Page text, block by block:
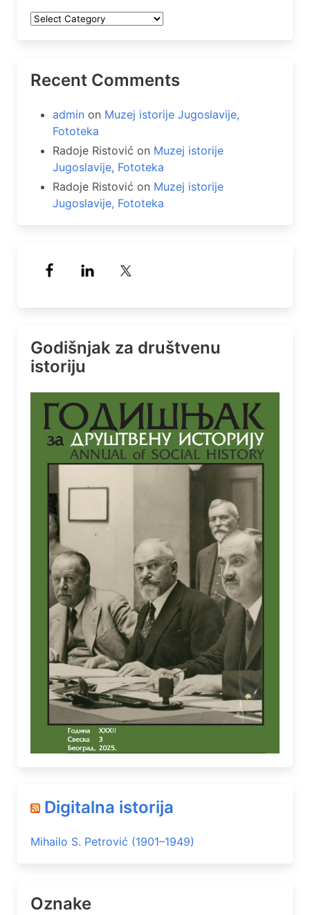
Kategorije
Recent Comments
admin on Muzej istorije Jugoslavije,
Fototeka
Radoje Ristović on Muzej istorije
Jugoslavije, Fototeka
Radoje Ristović on Muzej istorije
Jugoslavije, Fototeka
Godišnjak za društvenu
istoriju
Digitalna istorija
Mihailo S. Petrović (1901–1949)
Oznake